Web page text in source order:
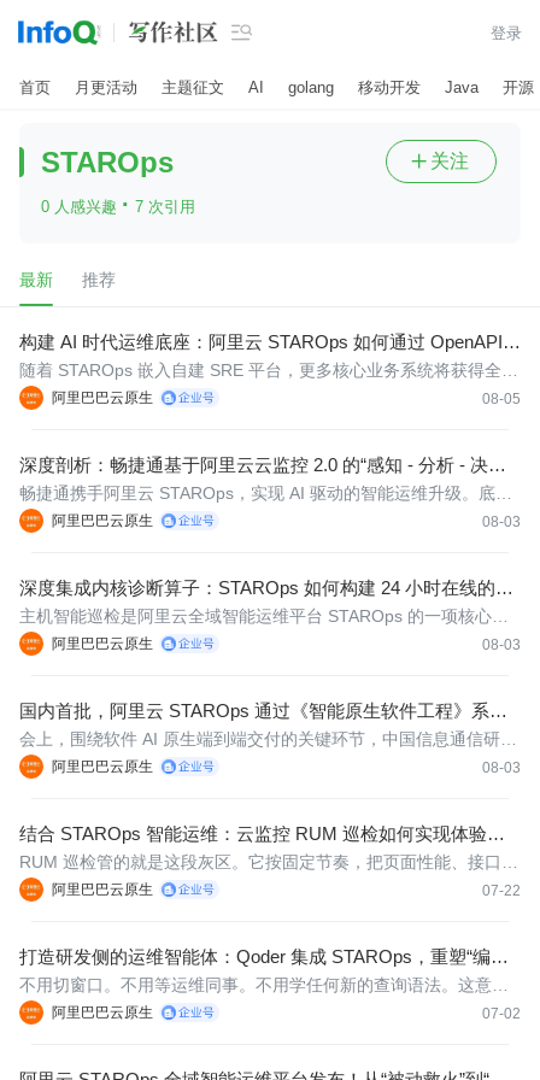
 登录
首页 月更活动 主题征文 AI golang 移动开发 Java 开源
STAROps
0 人感兴趣 · 7 次引用
 关注
最新 推荐
构建 AI 时代运维底座：阿里云 STAROps 如何通过 OpenAPI
赋能企业自建 SRE 平台？
阿里巴巴云原生 08-05
随着 STAROps 嵌入自建 SRE 平台，更多核心业务系统将获得全链
路拓扑建模与智能诊断能力，让“活地图 + 一键跨域诊断”覆盖到全
里。
深度剖析：畅捷通基于阿里云云监控 2.0 的“感知 - 分析 - 决策 -
执行”自动化闭环实践
阿里巴巴云原生 08-03
畅捷通携手阿里云 STAROps，实现 AI 驱动的智能运维升级。底层
指标全部正常，用户已经开始投诉——这是畅捷通运维团队曾长期
深度集成内核诊断算子：STAROps 如何构建 24 小时在线的操
作系统“全息体检”系统？
阿里巴巴云原生 08-03
主机智能巡检是阿里云全域智能运维平台 STAROps 的一项核心能
力。STAROps 这个名字里的 STAR，本身就代表了它做运维的四层
国内首批，阿里云 STAROps 通过《智能原生软件工程》系列
标准认证
阿里巴巴云原生 08-03
会上，围绕软件 AI 原生端到端交付的关键环节，中国信息通信研究
院持续推进《智能原生软件工程》系列标准建设及测评工作，并向
结合 STAROps 智能运维：云监控 RUM 巡检如何实现体验退
化的自动化根因分析？
阿里巴巴云原生 07-22
RUM 巡检管的就是这段灰区。它按固定节奏，把页面性能、接口耗
时、用户行为、崩溃、转化和版本变化放到同一个对象上一起看，
打造研发侧的运维智能体：Qoder 集成 STAROps，重塑“编码 -
发布 - 诊断 - 修复”DevOps 闭环
阿里巴巴云原生 07-02
不用切窗口。不用等运维同事。不用学任何新的查询语法。这意味
着研发工程师第一次拥有了生产环境的可视化诊断能力——你在写